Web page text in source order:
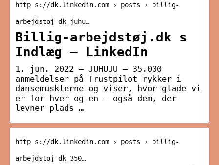
http s://dk.linkedin.com › posts › billig-
arbejdstoj-dk_juhu…
Billig-arbejdstøj.dk s
Indlæg – LinkedIn
1. jun. 2022 — JUHUUU – 35.000
anmeldelser på Trustpilot rykker i
dansemusklerne og viser, hvor glade vi
er for hver og en – også dem, der
levner plads …
http s://dk.linkedin.com › posts › billig-
arbejdstoj-dk_350…